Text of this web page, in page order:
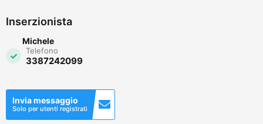
Inserzionista
Michele
Telefono
3387242099
Invia messaggio
Solo per utenti registrati